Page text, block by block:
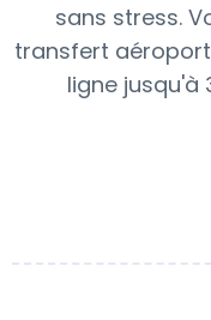
sans stress.
transfert
ligne jusqu'à